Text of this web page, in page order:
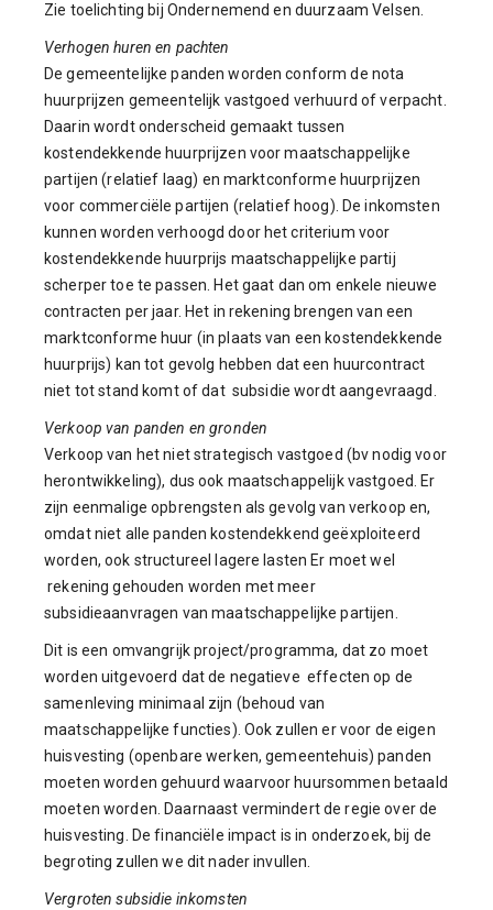
Zie toelichting bij Ondernemend en duurzaam Velsen.
Verhogen huren en pachten
De gemeentelijke panden worden conform de nota
huurprijzen gemeentelijk vastgoed verhuurd of verpacht.
Daarin wordt onderscheid gemaakt tussen
kostendekkende huurprijzen voor maatschappelijke
partijen (relatief laag) en marktconforme huurprijzen
voor commerciële partijen (relatief hoog). De inkomsten
kunnen worden verhoogd door het criterium voor
kostendekkende huurprijs maatschappelijke partij
scherper toe te passen. Het gaat dan om enkele nieuwe
contracten per jaar. Het in rekening brengen van een
marktconforme huur (in plaats van een kostendekkende
huurprijs) kan tot gevolg hebben dat een huurcontract
niet tot stand komt of dat subsidie wordt aangevraagd.
Verkoop van panden en gronden
Verkoop van het niet strategisch vastgoed (bv nodig voor
herontwikkeling), dus ook maatschappelijk vastgoed. Er
zijn eenmalige opbrengsten als gevolg van verkoop en,
omdat niet alle panden kostendekkend geëxploiteerd
worden, ook structureel lagere lasten Er moet wel
rekening gehouden worden met meer
subsidieaanvragen van maatschappelijke partijen.
Dit is een omvangrijk project/programma, dat zo moet
worden uitgevoerd dat de negatieve effecten op de
samenleving minimaal zijn (behoud van
maatschappelijke functies). Ook zullen er voor de eigen
huisvesting (openbare werken, gemeentehuis) panden
moeten worden gehuurd waarvoor huursommen betaald
moeten worden. Daarnaast vermindert de regie over de
huisvesting. De financiële impact is in onderzoek, bij de
begroting zullen we dit nader invullen.
Vergroten subsidie inkomsten